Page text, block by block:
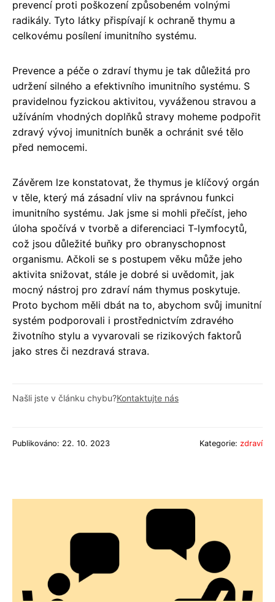
prevencí proti poškození způsobeném volnými
radikály. Tyto látky přispívají k ochraně thymu a
celkovému posílení imunitního systému.
Prevence a péče o zdraví thymu je tak důležitá pro
udržení silného a efektivního imunitního systému. S
pravidelnou fyzickou aktivitou, vyváženou stravou a
užíváním vhodných doplňků stravy moheme podpořit
zdravý vývoj imunitních buněk a ochránit své tělo
před nemocemi.
Závěrem lze konstatovat, že thymus je klíčový orgán
v těle, který má zásadní vliv na správnou funkci
imunitního systému. Jak jsme si mohli přečíst, jeho
úloha spočívá v tvorbě a diferenciaci T-lymfocytů,
což jsou důležité buňky pro obranyschopnost
organismu. Ačkoli se s postupem věku může jeho
aktivita snižovat, stále je dobré si uvědomit, jak
mocný nástroj pro zdraví nám thymus poskytuje.
Proto bychom měli dbát na to, abychom svůj imunitní
systém podporovali i prostřednictvím zdravého
životního stylu a vyvarovali se rizikových faktorů
jako stres či nezdravá strava.
Našli jste v článku chybu?Kontaktujte nás
Publikováno: 22. 10. 2023 Kategorie: zdraví